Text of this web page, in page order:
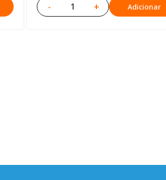
- + Adicionar